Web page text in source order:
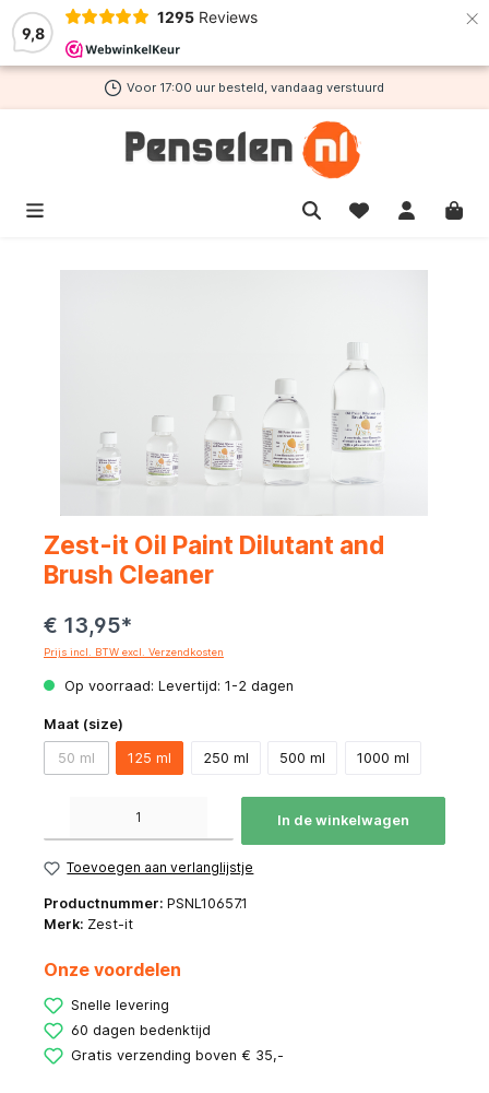
9,8
1295 Reviews ×
hoofdinhoud
Voor 17:00 uur besteld, vandaag verstuurd
Zest-it Oil Paint Dilutant and
Brush Cleaner
€ 13,95*
Prijs incl. BTW excl. Verzendkosten
Op voorraad: Levertijd: 1-2 dagen
Maat (size)
50 ml 125 ml 250 ml 500 ml 1000 ml
In de winkelwagen
Toevoegen aan verlanglijstje
Productnummer: PSNL10657.1
Merk: Zest-it
Onze voordelen
Snelle levering
60 dagen bedenktijd
Gratis verzending boven € 35,-